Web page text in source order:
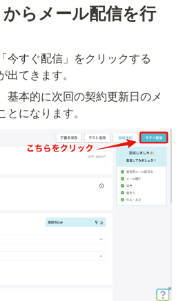
からメール配信を行
今すぐ配信」をクリックする
てきます。
基本的に次回の契約更新日のメ
になります。